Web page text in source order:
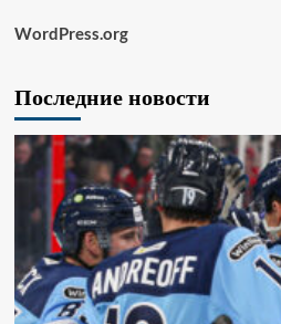
WordPress.org
Последние новости